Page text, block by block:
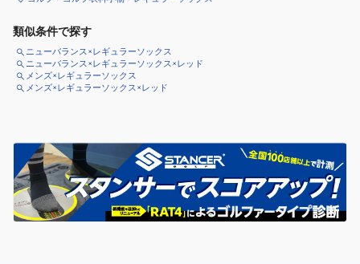
類似条件で探す
ニューバランス×レギュラーソックス
ニューバランス×レギュラーソックス×レッド
メンズ×レギュラーソックス
メンズ×レギュラーソックス×レッド